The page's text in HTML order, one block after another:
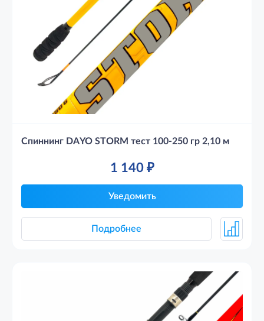
Спиннинг DAYO STORM тест 100-250 гр 2,10 м
1 140₽
Уведомить
Подробнее